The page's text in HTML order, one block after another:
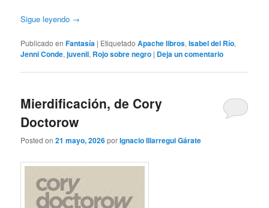
Sigue leyendo →
Publicado en Fantasía | Etiquetado Apache libros,Isabel del Río,
Jenni Conde,juvenil, Rojo sobre negro | Deja un comentario
Mierdificación, de Cory
Doctorow
Posted on21 mayo, 2026porIgnacio Illarregui Gárate